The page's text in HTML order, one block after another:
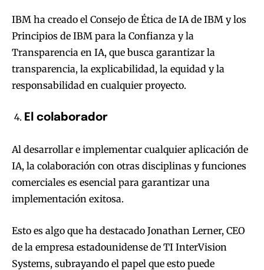
IBM ha creado el Consejo de Ética de IA de IBM y los
Principios de IBM para la Confianza y la
Transparencia en IA, que busca garantizar la
transparencia, la explicabilidad, la equidad y la
responsabilidad en cualquier proyecto.
El colaborador
Al desarrollar e implementar cualquier aplicación de
IA, la colaboración con otras disciplinas y funciones
comerciales es esencial para garantizar una
implementación exitosa.
Esto es algo que ha destacado Jonathan Lerner, CEO
de la empresa estadounidense de TI InterVision
Systems, subrayando el papel que esto puede